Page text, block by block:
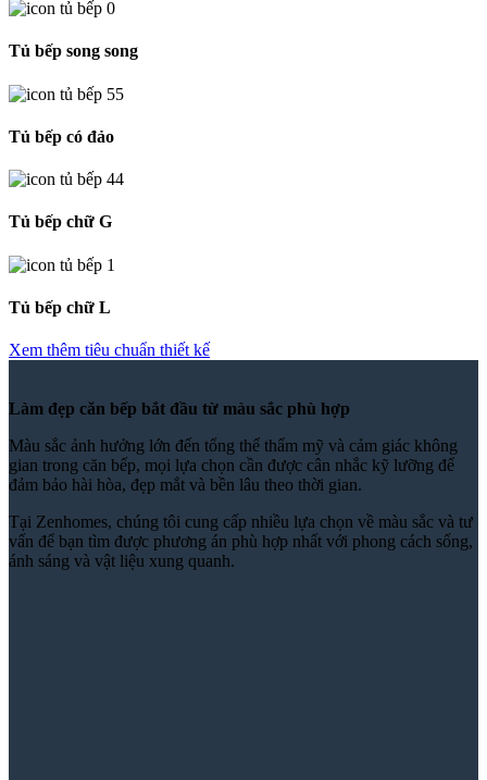
Tủ bếp song song
Tủ bếp có đảo
Tủ bếp chữ G
Tủ bếp chữ L
Xem thêm tiêu chuẩn thiết kế
Làm đẹp căn bếp bắt đầu từ màu sắc phù hợp
Màu sắc ảnh hưởng lớn đến tổng thể thẩm mỹ và cảm giác không
gian trong căn bếp, mọi lựa chọn cần được cân nhắc kỹ lưỡng để
đảm bảo hài hòa, đẹp mắt và bền lâu theo thời gian.
Tại Zenhomes, chúng tôi cung cấp nhiều lựa chọn về màu sắc và tư
vấn để bạn tìm được phương án phù hợp nhất với phong cách sống,
ánh sáng và vật liệu xung quanh.